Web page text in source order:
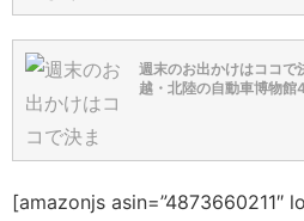
週末のお出かけはココで
越・北陸の自動車博物館
[amazonjs asin=”4873660211″